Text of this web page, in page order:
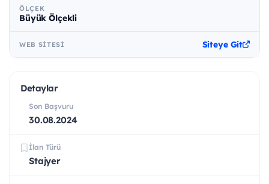
ÖLÇEK
Büyük Ölçekli
WEB SITESI Siteye Git
Detaylar
Son Başvuru
30.08.2024
İlan Türü
Stajyer